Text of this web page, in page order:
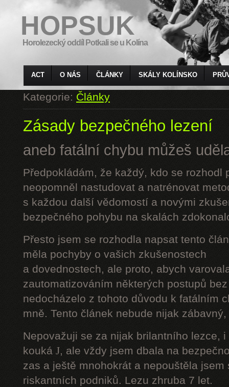
HOPSUK
Horolezecký oddíl Potkali se u Kolína
ACT O NÁS ČLÁNKY SKÁLY KOLÍNSKO
Kategorie:Články
Zásady bezpečného lezení
aneb fatální chybu můžeš
Předpokládám, že každý, kdo se rozhodl
neopomněl nastudovat a natrénovat
s každou další vědomostí a novými
bezpečného pohybu na skalách
Přesto jsem se rozhodla napsat tento
měla pochyby o vašich zkušenostech
a dovednostech, ale proto, abych
zautomatizováním některých postupů
nedocházelo z tohoto důvodu k fatálním
mně. Tento článek nebude nijak
Nepovažuji se za nijak brilantního lezce,
kouká J, ale vždy jsem dbala na
zas a ještě mnohokrát a nepouštěla
riskantních podniků. Lezu zhruba 7 let.